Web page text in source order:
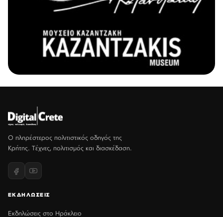
Ο πληρέστερος πολιτιστικός οδηγός της
Κρήτης. Τέχνες, πολιτισμός και διασκέδαση.
ΕΚΔΗΛΩΣΕΙΣ
Εκδηλώσεις στο Ηράκλειο